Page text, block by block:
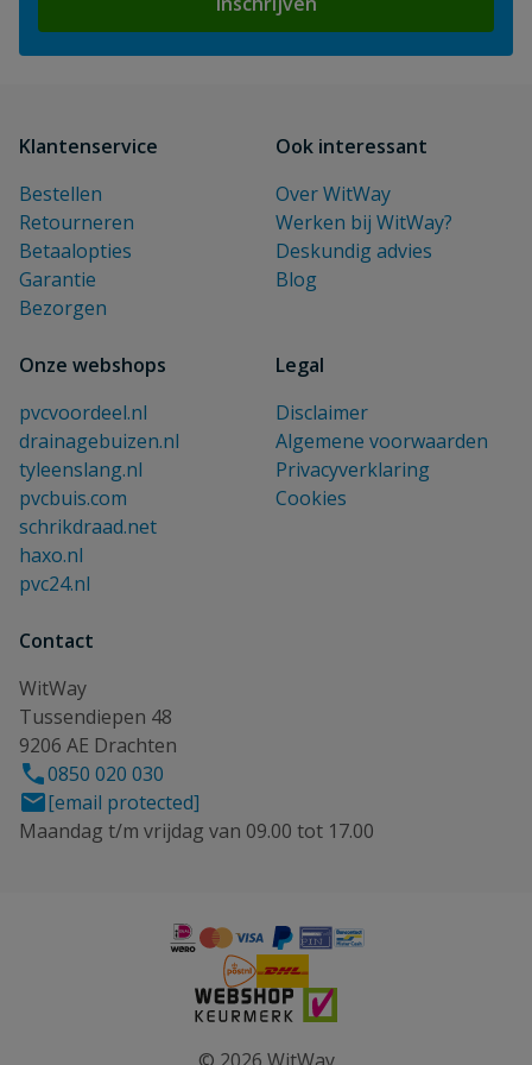
Klantenservice
Bestellen
Retourneren
Betaalopties
Garantie
Bezorgen
Ook interessant
Over WitWay
Werken bij WitWay?
Deskundig advies
Blog
Onze webshops
pvcvoordeel.nl
drainagebuizen.nl
tyleenslang.nl
pvcbuis.com
schrikdraad.net
haxo.nl
pvc24.nl
Legal
Disclaimer
Algemene voorwaarden
Privacyverklaring
Cookies
Contact
WitWay
Tussendiepen 48
9206 AE Drachten
0850 020 030
[email protected]
Maandag t/m vrijdag van 09.00 tot 17.00